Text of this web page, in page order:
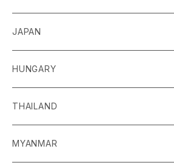
JAPAN
HUNGARY
THAILAND
MYANMAR